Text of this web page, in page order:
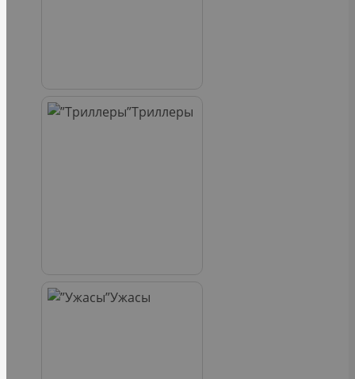
Триллеры
Ужасы